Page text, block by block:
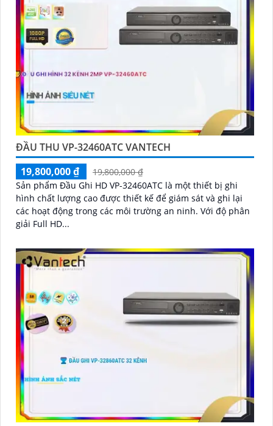
cao, đáng tin cậy và dễ sử dụng.
Điểm mạnh của Camera Vantech là chất lượng dịch vụ
tốt và hỗ trợ khách hàng chu đáo. Đội ngũ nhân viên
kỹ thuật chuyên nghiệp của Vantech sẽ giúp bạn lựa
chọn giải pháp camera phù hợp với nhu cầu và ngân
sách của bạn.
Nếu bạn đang tìm kiếm một giải pháp giám sát an
ninh tốt cho ngôi nhà hoặc doanh nghiệp của mình,
Camera Vantech Việt Nam là một lựa chọn hàng đầu
mà bạn có thể tin tưởng.
ĐẦU THU VP-32460ATC VANTECH
19,800,000 ₫
19,800,000 ₫
Sản phẩm Đầu Ghi HD VP-32460ATC là một thiết bị ghi
hình chất lượng cao được thiết kế để giám sát và ghi lại
các hoạt động trong các môi trường an ninh. Với độ phân
giải Full HD...